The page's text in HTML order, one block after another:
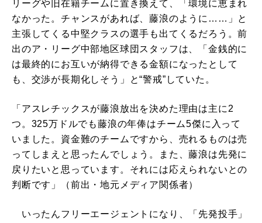
リーグや旧在籍チームに置き換えて、「環境に恵まれ
なかった。チャンスがあれば、藤浪のように……」と
主張してくる中堅クラスの選手も出てくるだろう。前
出のア・リーグ中部地区球団スタッフは、「金銭的に
は最終的にお互いが納得できる金額になったとして
も、交渉が長期化しそう」と“警戒”していた。
「アスレチックスが藤浪放出を決めた理由は主に2
つ。325万ドルでも藤浪の年俸はチーム5傑に入って
いました。資金難のチームですから、売れるものは売
ってしまえと思ったんでしょう。また、藤浪は先発に
戻りたいと思っています。それには応えられないとの
判断です」（前出・地元メディア関係者）
いったんフリーエージェントになり、「先発投手」